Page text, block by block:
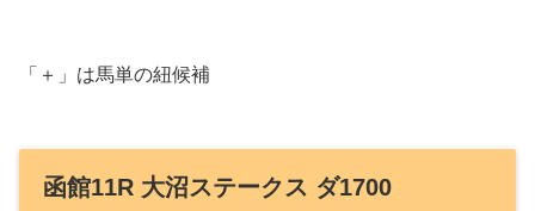
「＋」は馬単の紐候補
函館11R 大沼ステークス ダ1700